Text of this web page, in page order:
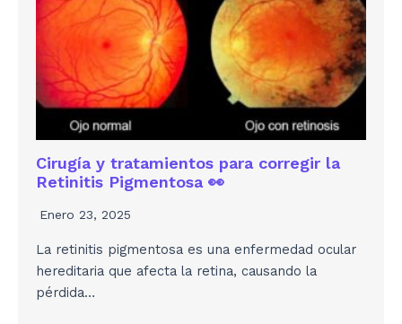
Cirugía y tratamientos para corregir la
Retinitis Pigmentosa 👀
Enero 23, 2025
La retinitis pigmentosa es una enfermedad ocular
hereditaria que afecta la retina, causando la
pérdida…